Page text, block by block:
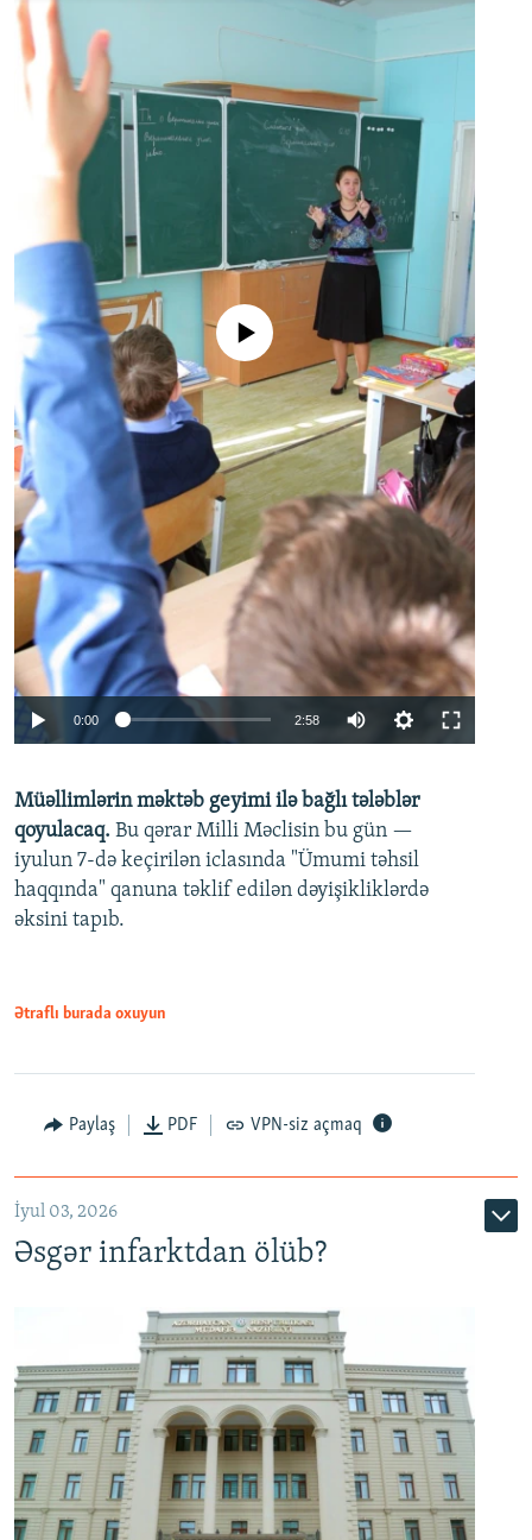
Auto 240p 360p 480p
720p 1080p
No media source currently available
0:00 2:58
360p
480p
720p
Müəllimlərin məktəb geyimi ilə bağlı tələblər
qoyulacaq. Bu qərar Milli Məclisin bu gün —
iyulun 7-də keçirilən iclasında "Ümumi təhsil
haqqında" qanuna təklif edilən dəyişikliklərdə
əksini tapıb.
Ətraflı burada oxuyun
Paylaş PDF VPN-siz açmaq
İyul 03, 2026
Əsgər infarktdan ölüb?